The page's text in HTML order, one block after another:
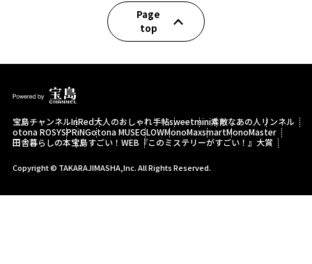
Page
top
宝島チャンネルInRed大人のおしゃれ手帖sweetmini素敵なあの人 リンネル
otona ROSYSPRiNGotona MUSEGLOWMonoMaxsmartMonoMaster
田舎暮らしの本宝島すごい！WEB 『このミステリーがすごい！』大賞
Copyright © TAKARAJIMASHA,Inc. All Rights Reserved.